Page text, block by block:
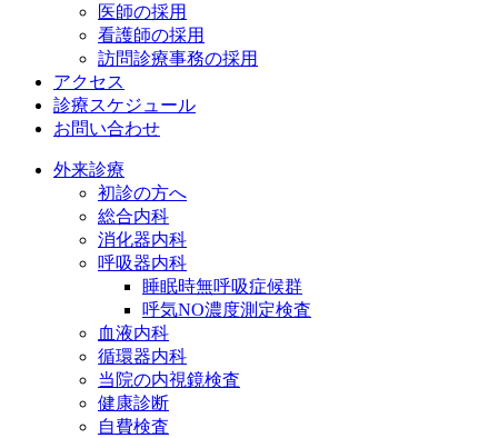
医師の採用
看護師の採用
訪問診療事務の採用
アクセス
診療スケジュール
お問い合わせ
外来診療
初診の方へ
総合内科
消化器内科
呼吸器内科
睡眠時無呼吸症候群
呼気NO濃度測定検査
血液内科
循環器内科
当院の内視鏡検査
健康診断
自費検査